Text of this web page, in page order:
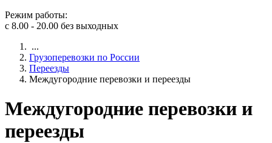
Режим работы:
с 8.00 - 20.00 без выходных
...
Грузоперевозки по России
Переезды
Междугородние перевозки и переезды
Междугородние перевозки и
переезды